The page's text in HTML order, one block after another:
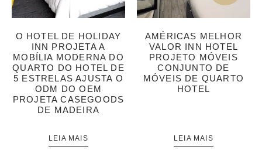
O HOTEL DE HOLIDAY
INN PROJETA A
MOBÍLIA MODERNA DO
QUARTO DO HOTEL DE
5 ESTRELAS AJUSTA O
ODM DO OEM
PROJETA CASEGOODS
DE MADEIRA
LEIA MAIS
AMÉRICAS MELHOR
VALOR INN HOTEL
PROJETO MÓVEIS
CONJUNTO DE
MÓVEIS DE QUARTO
HOTEL
LEIA MAIS